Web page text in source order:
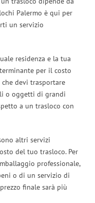
Palermo è qui per
un servizio
residenza e la tua
per il costo
devi trasportare
o oggetti di grandi
a un trasloco con
altri servizi
del tuo trasloco. Per
professionale,
o di un servizio di
finale sarà più